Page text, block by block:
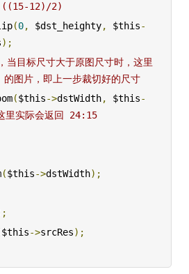
12)/2)
(0, $dst_heighty, $this-
);
目标尺寸大于原图尺寸时，这里
图片，即上一步裁切好的尺寸
($this->dstWidth, $this-
实际会返回 24:15
($this->dstWidth);
$this->srcRes);